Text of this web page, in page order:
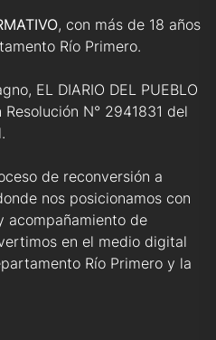
, con más de 18 años
Río Primero.
EL DIARIO DEL PUEBLO
N° 2941831 del
de reconversión a
nos posicionamos con
acompañamiento de
en el medio digital
Río Primero y la